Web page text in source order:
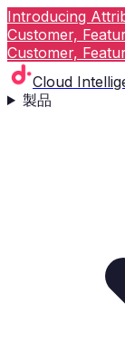
Introducing
Customer,
Customer,
Cloud
製品